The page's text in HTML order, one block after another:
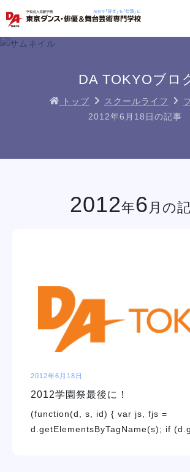
学科・専攻 資料請求
DA TOKYOブロ
トップ スクールライフ
2012年6月18日の記事
2012年6 月の
2012年6月18日
2012学園祭最後に！
(function(d, s, id) { var js, fjs =
d.getElementsByTagName(s); if
学校紹介
学科・専攻
就職・デビュー
入学案内